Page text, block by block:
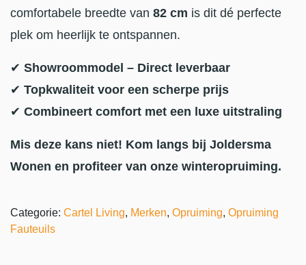
comfortabele breedte van 82 cm is dit dé perfecte
plek om heerlijk te ontspannen.
✔ Showroommodel – Direct leverbaar
✔ Topkwaliteit voor een scherpe prijs
✔ Combineert comfort met een luxe uitstraling
Mis deze kans niet! Kom langs bij Joldersma
Wonen en profiteer van onze winteropruiming.
Categorie: Cartel Living, Merken, Opruiming, Opruiming
Fauteuils